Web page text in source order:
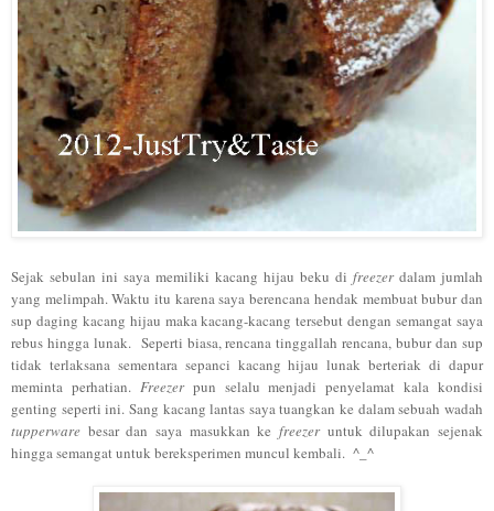
Sejak sebulan ini saya memiliki kacang hijau beku di freezer dalam jumlah
yang melimpah. Waktu itu karena saya berencana hendak membuat bubur dan
sup daging kacang hijau maka kacang-kacang tersebut dengan semangat saya
rebus hingga lunak. Seperti biasa, rencana tinggallah rencana, bubur dan sup
tidak terlaksana sementara sepanci kacang hijau lunak berteriak di dapur
meminta perhatian. Freezerpun selalu menjadi penyelamat kala kondisi
genting seperti ini. Sang kacang lantas saya tuangkan ke dalam sebuah wadah
tupperware besar dan saya masukkan ke freezeruntuk dilupakan sejenak
hingga semangat untuk bereksperimen muncul kembali. ^_^